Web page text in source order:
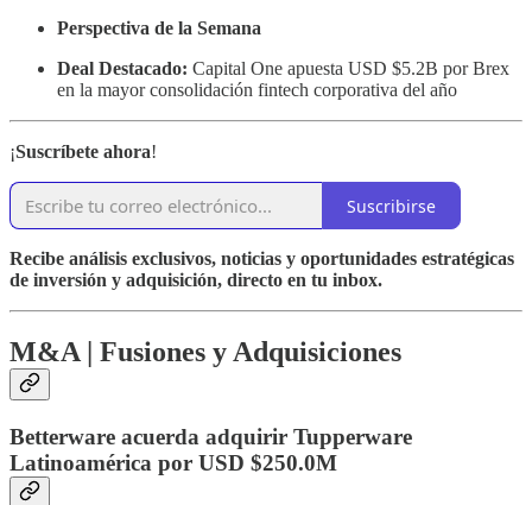
Perspectiva de la Semana
Deal Destacado: Capital One apuesta USD $5.2B por Brex
en la mayor consolidación fintech corporativa del año
¡Suscríbete ahora!
Suscribirse
Recibe análisis exclusivos, noticias y oportunidades estratégicas
de inversión y adquisición, directo en tu inbox.
M&A | Fusiones y Adquisiciones
Betterware acuerda adquirir Tupperware
Latinoamérica por USD $250.0M